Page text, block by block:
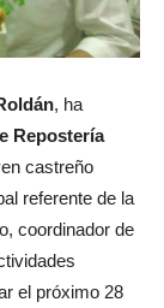
, ha
Repostería
castreño
referente de la
coordinador de
el próximo 28